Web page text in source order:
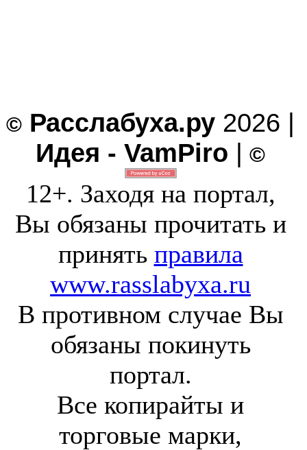
© Расслабуха.ру 2026 |
Идея - VamPiro | ©
12+. Заходя на портал,
Вы обязаны прочитать и
принять правила
www.rasslabyxa.ru
В противном случае Вы
обязаны покинуть
портал.
Все копирайты и
торговые марки,